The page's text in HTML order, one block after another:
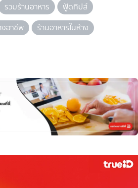
รวมร้านอาหาร
ฟู้ดทิปส์
งอาชีพ
ร้านอาหารในห้าง